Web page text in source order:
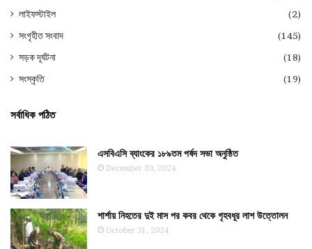
লাইফস্টাইল
(2)
সংগৃহীত সংবাদ
(145)
সড়ক দূর্ঘটনা
(18)
সংস্কৃতি
(19)
সর্বাধিক পঠিত
এসবিএসি ব্যাংকের ১৮৯তম পর্ষদ সভা অনুষ্ঠিত
December 30, 2024
শার্শায় নিহতের দুই মাস পর কবর থেকে গৃহবধূর লাশ উত্তোলন
October 31, 2024